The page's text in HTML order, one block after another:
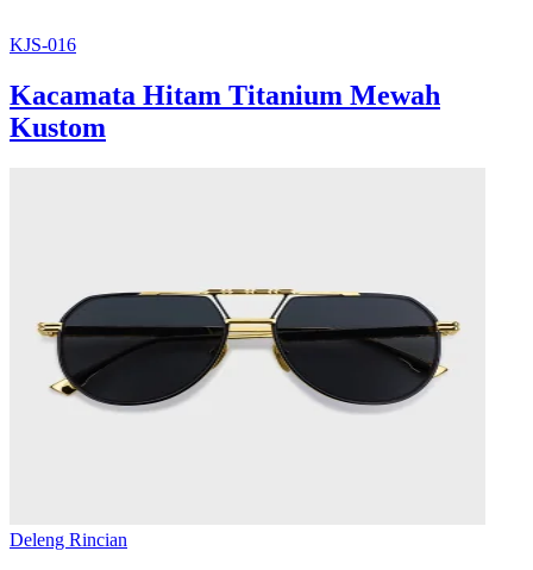
KJS-016
Kacamata Hitam Titanium Mewah
Kustom
Deleng Rincian